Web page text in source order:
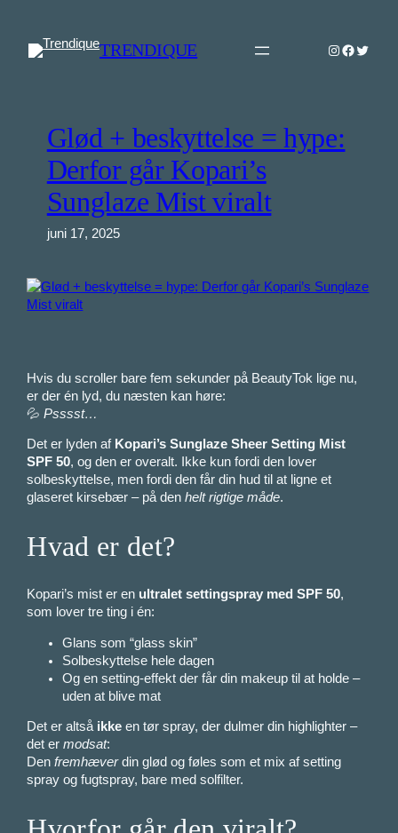
indhold
TRENDIQUE Instagram
Twitter
Glød + beskyttelse = hype:
Derfor går Kopari’s
Sunglaze Mist viralt
juni 17, 2025
Hvis du scroller bare fem sekunder på BeautyTok lige nu,
er der én lyd, du næsten kan høre:
💦Psssst…
Det er lyden af Kopari’s Sunglaze Sheer Setting Mist
SPF 50, og den er overalt. Ikke kun fordi den lover
solbeskyttelse, men fordi den får din hud til at ligne et
glaseret kirsebær – på denhelt rigtige måde.
Hvad er det?
Kopari’s mist er en ultralet settingspray med SPF 50,
som lover tre ting i én:
Glans som “glass skin”
Solbeskyttelse hele dagen
Og en setting-effekt der får din makeup til at holde –
uden at blive mat
Det er altså ikke en tør spray, der dulmer din highlighter –
det ermodsat:
Denfremhæverdin glød og føles som et mix af setting
spray og fugtspray, bare med solfilter.